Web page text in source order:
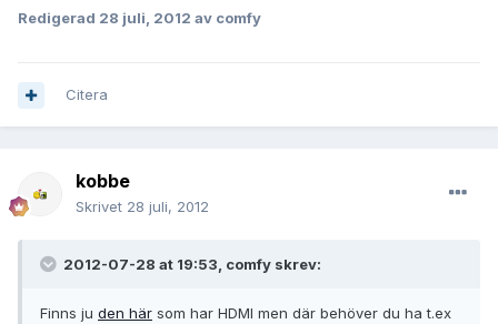
Redigerad 28 juli, 2012 av comfy
Citera
kobbe
Skrivet 28 juli, 2012
2012-07-28 at 19:53, comfy skrev:
Finns ju den här som har HDMI men där behöver du ha t.ex